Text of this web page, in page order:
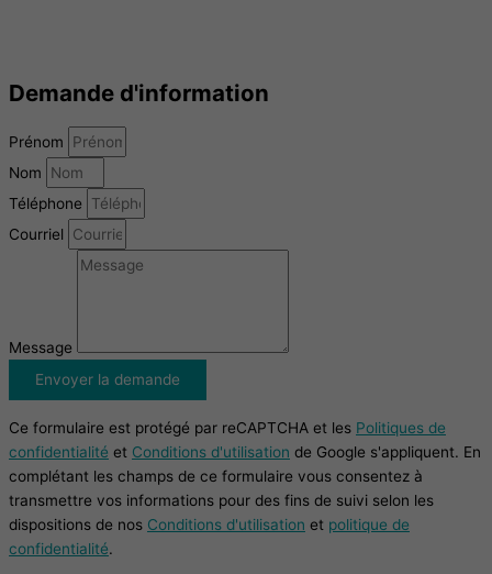
Demande d'information
Prénom
Nom
Téléphone
Courriel
Message
Envoyer la demande
Ce formulaire est protégé par reCAPTCHA et les Politiques de
confidentialité et Conditions d'utilisation de Google s'appliquent. En
complétant les champs de ce formulaire vous consentez à
transmettre vos informations pour des fins de suivi selon les
dispositions de nos Conditions d'utilisation et politique de
confidentialité.